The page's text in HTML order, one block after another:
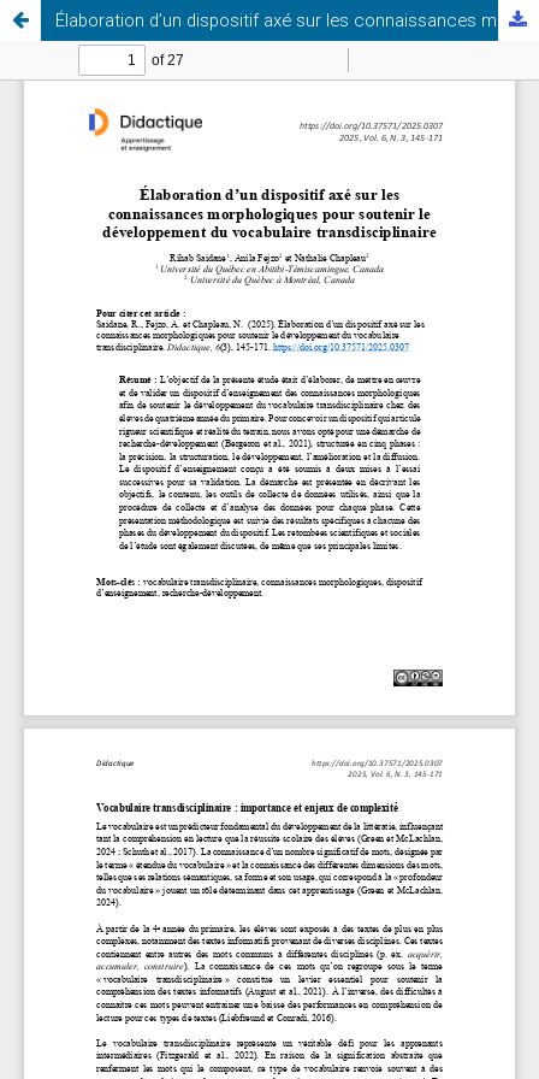
Élaboration d’un dispositif axé sur les connaissances morphologiques pour soutenir le développement du vocabulaire transdisciplinaire